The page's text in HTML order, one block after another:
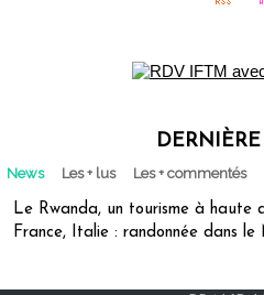
DERNIÈRE
News Les + lus Les + commentés
Le Rwanda, un tourisme à haute
France, Italie : randonnée dans